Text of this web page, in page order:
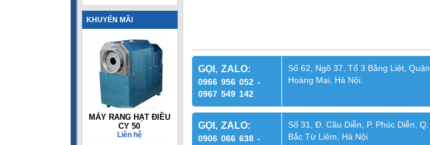
KHUYẾN MÃI
MÁY RANG HẠT ĐIỀU
CY 50
Liên hệ
GỌI, ZALO:
0966 956 052 -
0967 549 142
Số 62, Ngõ 37, Tổ 3 Bằng Liệt, Quận
Hoàng Mai, Hà Nội.
GỌI, ZALO:
0906 066 638 -
Số 31, Đ. Cầu Diễn, P. Phúc Diễn, Q.
Bắc Từ Liêm, Hà Nội